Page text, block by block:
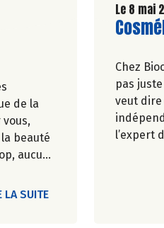
de la
beauté
aucun
LA SUITEDE L'ARTICLE BEAUTÉ
Le 8 mai
Lire
Chez
pas
veut dire
l’expert